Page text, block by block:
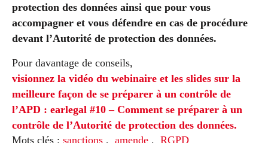
protection des données ainsi que pour vous
accompagner et vous défendre en cas de procédure
devant l’Autorité de protection des données.
Pour davantage de conseils,
visionnez la vidéo du webinaire et les slides sur la
meilleure façon de se préparer à un contrôle de
l’APD : earlegal #10 – Comment se préparer à un
contrôle de l’Autorité de protection des données.
Mots clés : sanctions , amende , RGPD